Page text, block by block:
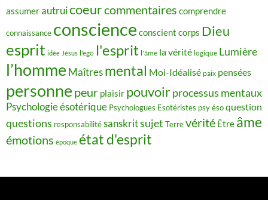
assumerautruicoeurcommentaires comprendre
connaissance conscience conscient corps Dieu
esprit idée Jésus l'ego l'esprit l'âme la vérité logique Lumière
l’homme Maîtres mental Moi-Idéalisé paix pensées
personne peur plaisir pouvoirprocessus mentaux
Psychologie ésotérique Psychologues Esotéristes psy ésoquestion
questions responsabilitésanskritsujet Terrevérité Être âme
émotions époque état d'esprit